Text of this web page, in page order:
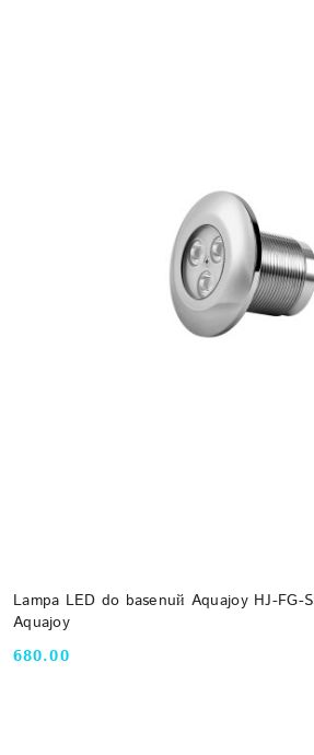
Lampa LED do basenuй Aquajoy HJ-FG-
Aquajoy
Cena:
680.00